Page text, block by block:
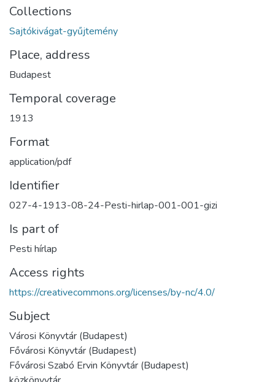
Collections
Sajtókivágat-gyűjtemény
Place, address
Budapest
Temporal coverage
1913
Format
application/pdf
Identifier
027-4-1913-08-24-Pesti-hirlap-001-001-gizi
Is part of
Pesti hírlap
Access rights
https://creativecommons.org/licenses/by-nc/4.0/
Subject
Városi Könyvtár (Budapest)
Fővárosi Könyvtár (Budapest)
Fővárosi Szabó Ervin Könyvtár (Budapest)